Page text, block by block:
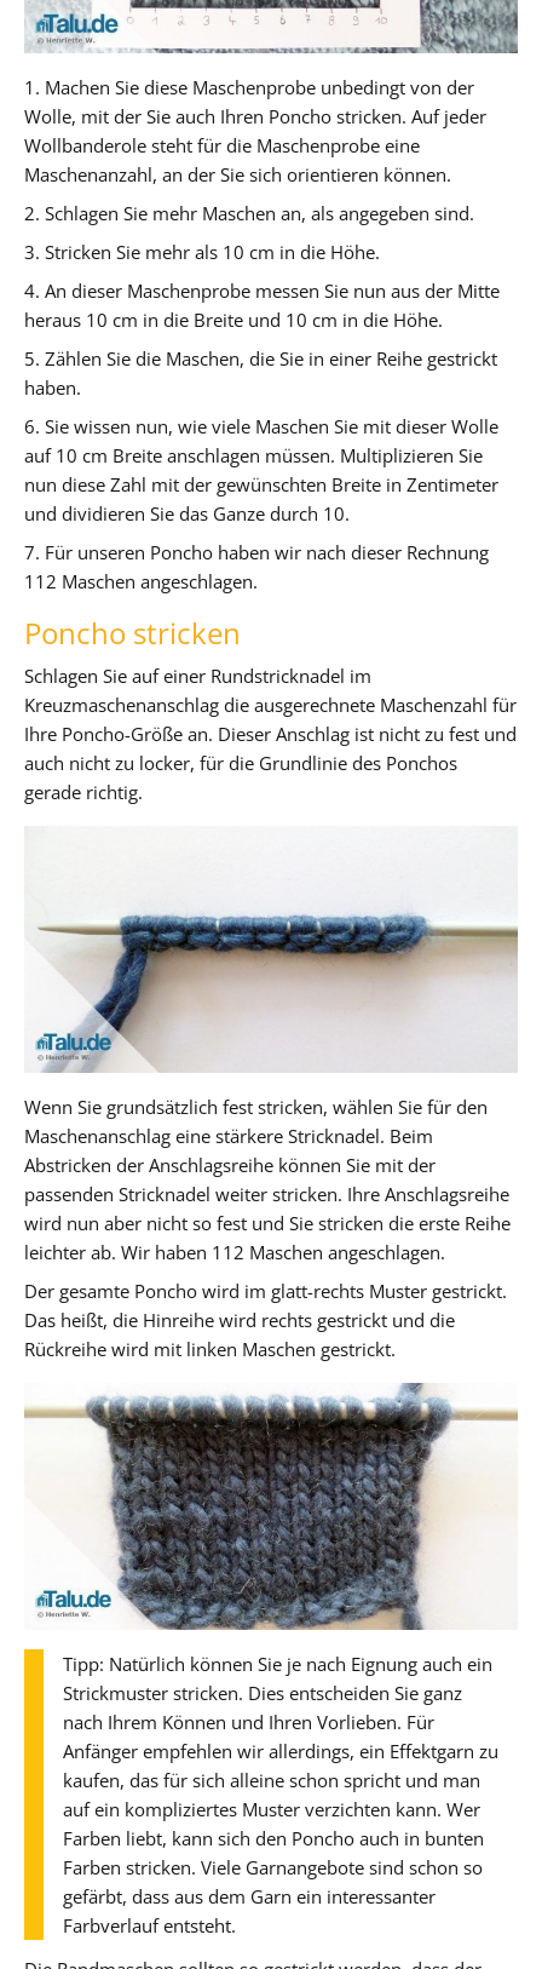
1. Machen Sie diese Maschenprobe unbedingt von der
Wolle, mit der Sie auch Ihren Poncho stricken. Auf jeder
Wollbanderole steht für die Maschenprobe eine
Maschenanzahl, an der Sie sich orientieren können.
2. Schlagen Sie mehr Maschen an, als angegeben sind.
3. Stricken Sie mehr als 10 cm in die Höhe.
4. An dieser Maschenprobe messen Sie nun aus der Mitte
heraus 10 cm in die Breite und 10 cm in die Höhe.
5. Zählen Sie die Maschen, die Sie in einer Reihe gestrickt
haben.
6. Sie wissen nun, wie viele Maschen Sie mit dieser Wolle
auf 10 cm Breite anschlagen müssen. Multiplizieren Sie
nun diese Zahl mit der gewünschten Breite in Zentimeter
und dividieren Sie das Ganze durch 10.
7. Für unseren Poncho haben wir nach dieser Rechnung
112 Maschen angeschlagen.
Poncho stricken
Schlagen Sie auf einer Rundstricknadel im
Kreuzmaschenanschlag die ausgerechnete Maschenzahl für
Ihre Poncho-Größe an. Dieser Anschlag ist nicht zu fest und
auch nicht zu locker, für die Grundlinie des Ponchos
gerade richtig.
Wenn Sie grundsätzlich fest stricken, wählen Sie für den
Maschenanschlag eine stärkere Stricknadel. Beim
Abstricken der Anschlagsreihe können Sie mit der
passenden Stricknadel weiter stricken. Ihre Anschlagsreihe
wird nun aber nicht so fest und Sie stricken die erste Reihe
leichter ab. Wir haben 112 Maschen angeschlagen.
Der gesamte Poncho wird im glatt-rechts Muster gestrickt.
Das heißt, die Hinreihe wird rechts gestrickt und die
Rückreihe wird mit linken Maschen gestrickt.
Tipp: Natürlich können Sie je nach Eignung auch ein
Strickmuster stricken. Dies entscheiden Sie ganz
nach Ihrem Können und Ihren Vorlieben. Für
Anfänger empfehlen wir allerdings, ein Effektgarn zu
kaufen, das für sich alleine schon spricht und man
auf ein kompliziertes Muster verzichten kann. Wer
Farben liebt, kann sich den Poncho auch in bunten
Farben stricken. Viele Garnangebote sind schon so
gefärbt, dass aus dem Garn ein interessanter
Farbverlauf entsteht.